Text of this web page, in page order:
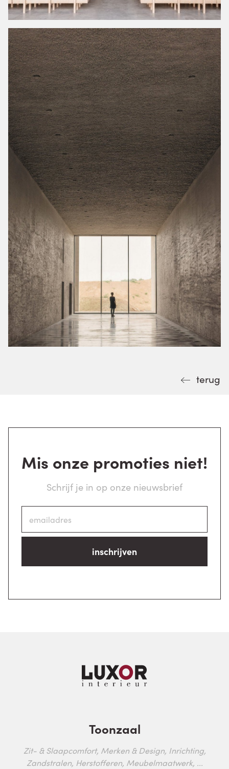
terug
Mis onze promoties niet!
Schrijf je in op onze nieuwsbrief
inschrijven
Toonzaal
Zit- & Slaapcomfort, Merken & Design, Inrichting,
Zandstralen, Herstofferen, Meubelmaatwerk, ...